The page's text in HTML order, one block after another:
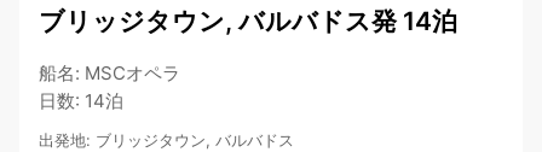
ブリッジタウン, バルバドス発 14泊
船名: MSCオペラ
日数: 14泊
出発地: ブリッジタウン, バルバドス